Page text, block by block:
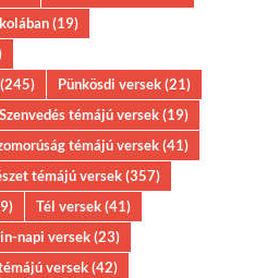
(19)
(245) Pünkösdi versek(21)
Szenvedés témájú versek(19)
témájú versek(41)
témájú versek(357)
Tél versek(41)
napi versek(23)
versek(42)